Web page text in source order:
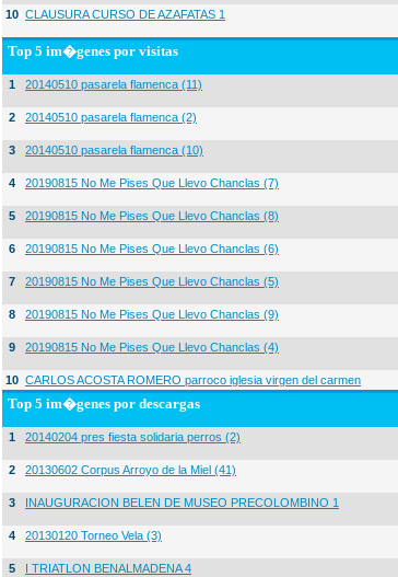
10 CLAUSURA CURSO DE AZAFATAS 1
Top 5 im�genes por visitas
1 20140510 pasarela flamenca (11)
2 20140510 pasarela flamenca (2)
3 20140510 pasarela flamenca (10)
4 20190815 No Me Pises Que Llevo Chanclas (7)
5 20190815 No Me Pises Que Llevo Chanclas (8)
6 20190815 No Me Pises Que Llevo Chanclas (6)
7 20190815 No Me Pises Que Llevo Chanclas (5)
8 20190815 No Me Pises Que Llevo Chanclas (9)
9 20190815 No Me Pises Que Llevo Chanclas (4)
10 CARLOS ACOSTA ROMERO parroco iglesia virgen del carmen
Top 5 im�genes por descargas
1 20140204 pres fiesta solidaria perros (2)
2 20130602 Corpus Arroyo de la Miel (41)
3 INAUGURACION BELEN DE MUSEO PRECOLOMBINO 1
4 20130120 Torneo Vela (3)
5 I TRIATLON BENALMADENA 4